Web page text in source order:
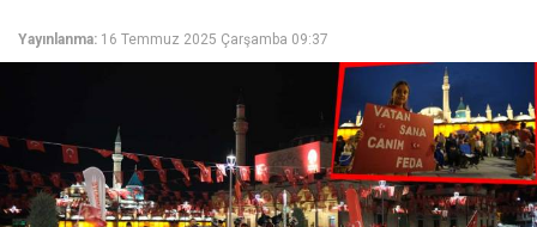
Yayınlanma: 16 Temmuz 2025 Çarşamba 09:37